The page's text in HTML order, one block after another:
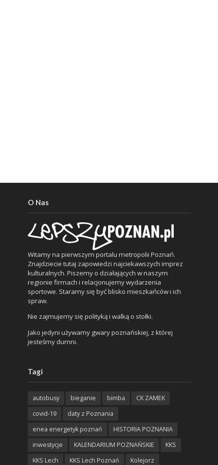
O Nas
Witamy na pierwszym portalu metropolii Poznań.
Znajdziecie tutaj zapowiedzi najciekawszych imprez
kulturalnych. Piszemy o działających w naszym
regionie firmach i relacjonujemy wydarzenia
sportowe. Staramy się być blisko mieszkańców i ich
spraw.
Nie zajmujemy się polityką i walką o stołki.
Jako jedyni używamy gwary poznańskiej, z której
jesteśmy dumni.
Tagi
autobusy bieganie bimba
CK ZAMEK
covid-19
daty z Poznania
enea energetyk poznań
HISTORIA POZNANIA
inwestycje
KALENDARIUM POZNAŃSKIE
KKS
KKS Lech
KKS Lech Poznań
Kolejorz